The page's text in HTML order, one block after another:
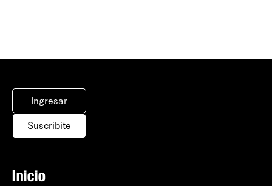
Ingresar
Suscribite
Inicio